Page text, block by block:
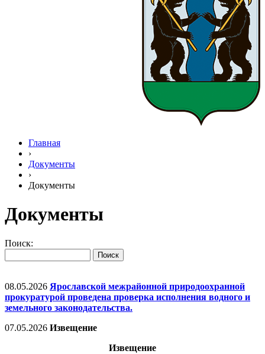
Главная
›
Документы
›
Документы
Документы
Поиск:
08.05.2026 Ярославской межрайонной природоохранной
прокуратурой проведена проверка исполнения водного и
земельного законодательства.
07.05.2026 Извещение
Извещение